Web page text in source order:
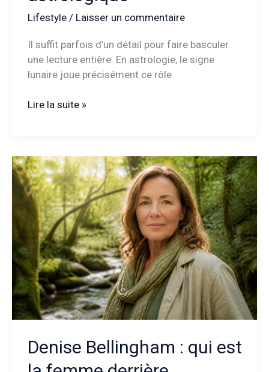
Lifestyle/ Laisser un commentaire
Il suffit parfois d’un détail pour faire basculer
une lecture entière. En astrologie, le signe
lunaire joue précisément ce rôle
Signe
le
calcul
précis
transforme
votre
compréhension
astrologique
Lire la suite »
Denise Bellingham : qui est